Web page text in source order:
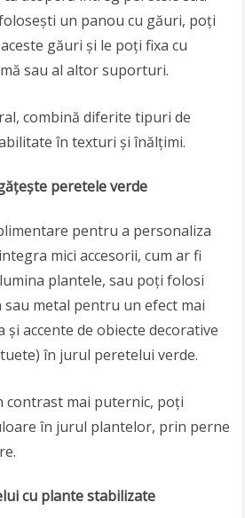
un panou cu găuri, poți
găuri și le poți fixa cu
sau al altor suporturi.
combină diferite tipuri de
în texturi și înălțimi.
peretele verde
pentru a personaliza
mici accesorii, cum ar fi
plantele, sau poți folosi
metal pentru un efect mai
și accente de obiecte decorative
în jurul peretelui verde.
contrast mai puternic, poți
în jurul plantelor, prin perne
cu plante stabilizate